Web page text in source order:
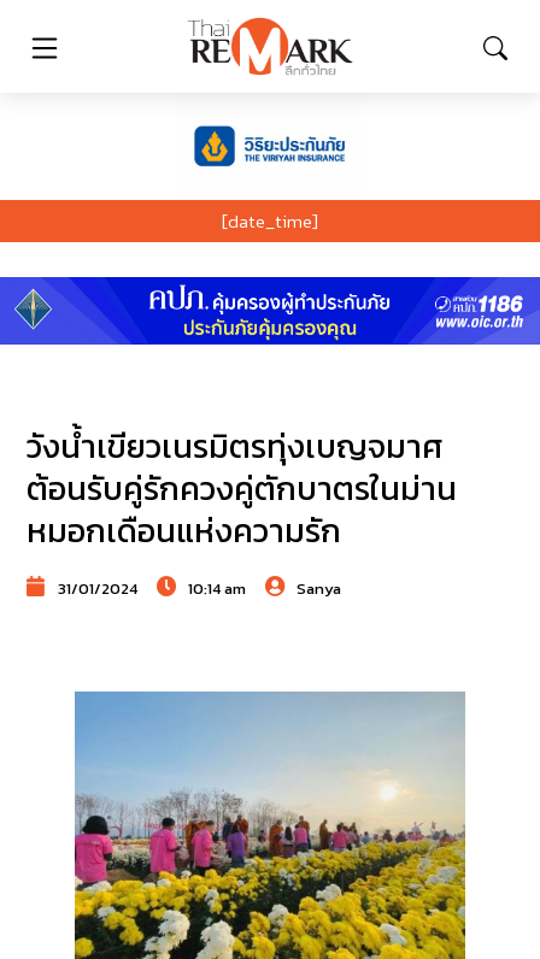
[date_time]
วังน้ำเขียวเนรมิตรทุ่งเบญจมาศ
ต้อนรับคู่รักควงคู่ตักบาตรในม่าน
หมอกเดือนแห่งความรัก
31/01/2024 10:14 am Sanya